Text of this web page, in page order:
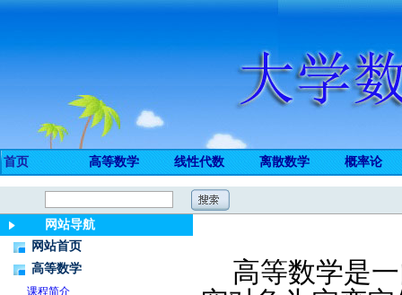
首页 高等数学 线性代数 离散数学 概率论
网站导航
网站首页
高等数学
课程简介
高等数学是